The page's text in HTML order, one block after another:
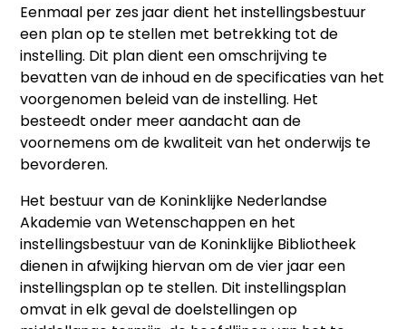
Eenmaal per zes jaar dient het instellingsbestuur
een plan op te stellen met betrekking tot de
instelling. Dit plan dient een omschrijving te
bevatten van de inhoud en de specificaties van het
voorgenomen beleid van de instelling. Het
besteedt onder meer aandacht aan de
voornemens om de kwaliteit van het onderwijs te
bevorderen.
Het bestuur van de Koninklijke Nederlandse
Akademie van Wetenschappen en het
instellingsbestuur van de Koninklijke Bibliotheek
dienen in afwijking hiervan om de vier jaar een
instellingsplan op te stellen. Dit instellingsplan
omvat in elk geval de doelstellingen op